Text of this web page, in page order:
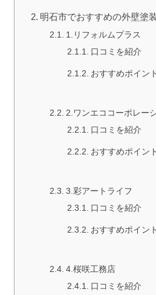
明石市でおすすめの外壁塗
1.リフォルムプラス
口コミを紹介
おすすめポイン
2.ワンエココーポレー
口コミを紹介
おすすめポイン
3.彩アートライフ
口コミを紹介
おすすめポイン
4.桜咲工務店
口コミを紹介